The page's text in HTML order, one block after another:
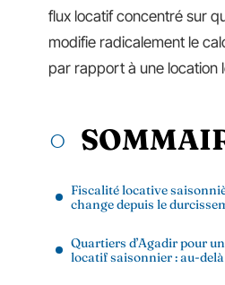
flux locatif concentré sur
modifie radicalement le
par rapport à une location
Fiscalité locative
change depuis le
Quartiers d’Agadir pour
locatif saisonnier : au-